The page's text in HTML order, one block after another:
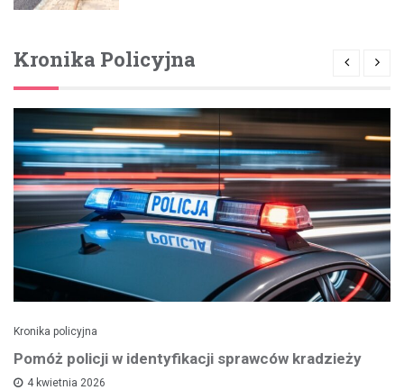
Kronika Policyjna
Kronika policyjna
Pomóż policji w identyfikacji sprawców kradzieży
4 kwietnia 2026